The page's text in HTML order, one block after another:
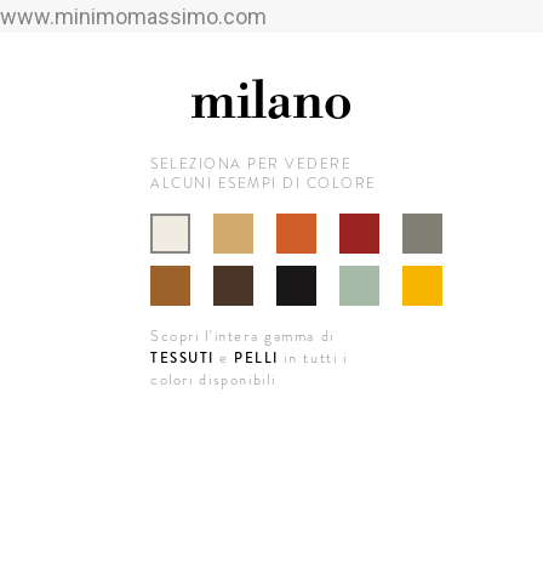
www.minimomassimo.com
milano
SELEZIONA PER VEDERE
ALCUNI ESEMPI DI COLORE
Scopri l'intera gamma di
TESSUTI e PELLI in tutti i
colori disponibili